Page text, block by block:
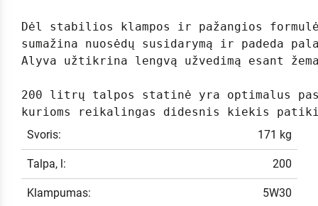
Dėl stabilios klampos ir pažangios
sumažina nuosėdų susidarymą ir padeda
Alyva užtikrina lengvą užvedimą esant
200 litrų talpos statinė yra optimalus
kurioms reikalingas didesnis kiekis
Svoris:
171 kg
Talpa, l: 200
Klampumas: 5W30